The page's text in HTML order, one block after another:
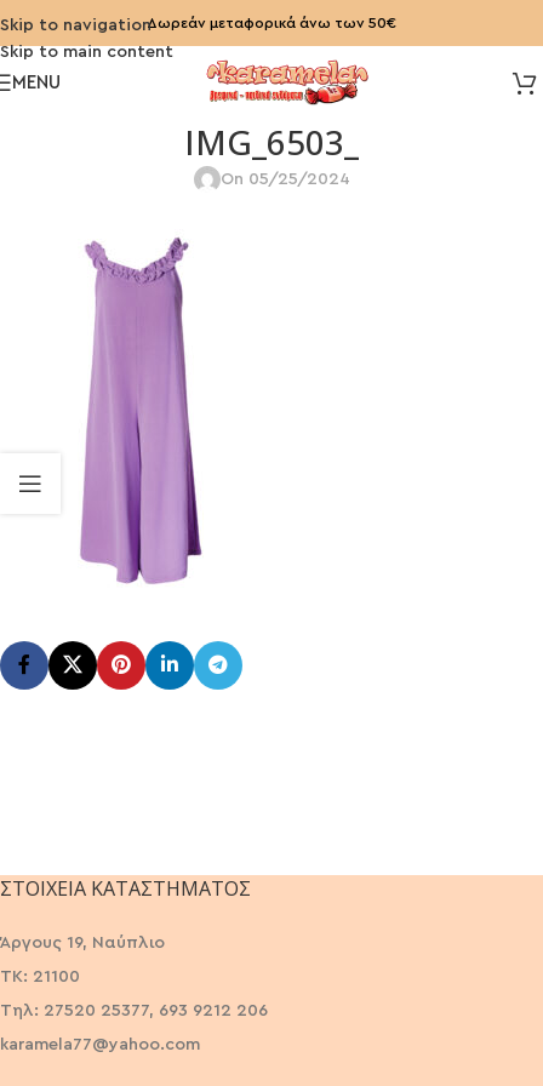
Skip to navigation
Skip to main content
Δωρεάν μεταφορικά άνω των 50€
MENU
IMG_6503_
On 05/25/2024
ΣΤΟΙΧΕΊΑ ΚΑΤΑΣΤΉΜΑΤΟΣ
Άργους 19, Ναύπλιο
ΤΚ: 21100
Τηλ: 27520 25377, 693 9212 206
karamela77@yahoo.com